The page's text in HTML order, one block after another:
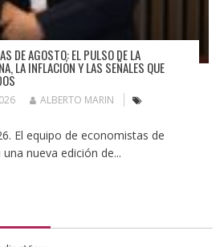
DE AGOSTO: EL PULSO DE LA
LA INFLACIÓN Y LAS SEÑALES QUE
ALBERTO MARIN
El equipo de economistas de
nueva edición de...